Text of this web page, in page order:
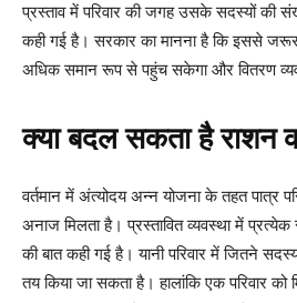
प्रस्ताव में परिवार की जगह उसके सदस्यों की
कही गई है। सरकार का मानना है कि इससे
अधिक समान रूप से पहुंच सकेगा और वितरण
क्या बदल सकता है राशन
वर्तमान में अंत्योदय अन्न योजना के तहत पात्र
अनाज मिलता है। प्रस्तावित व्यवस्था में
की बात कही गई है। यानी परिवार में जितने
तय किया जा सकता है। हालांकि एक परिवार